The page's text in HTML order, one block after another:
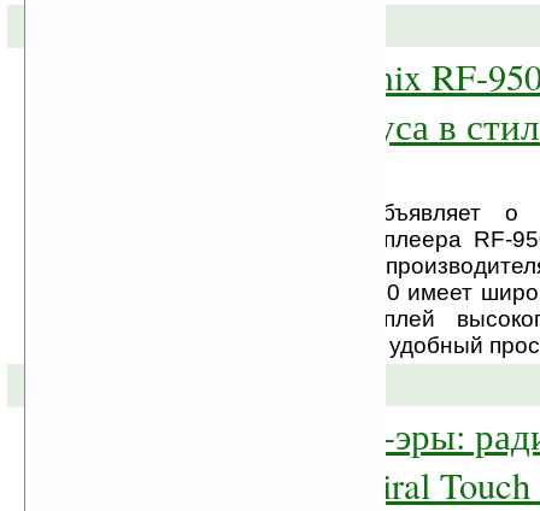
MP3-плеер Ritmix RF-
дизайном корпуса в
Компания BLADE объявляет о
продажу нового MP3-плеера RF-
Ritmix, корейского
техники. Ritmix RF-9500 имеет
TFT сенсорный дисплей
который обеспечивает удобный
Начало Android-эры:
наушники Admiral